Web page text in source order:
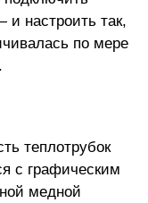
и настроить так,
по мере
теплотрубок
с графическим
медной